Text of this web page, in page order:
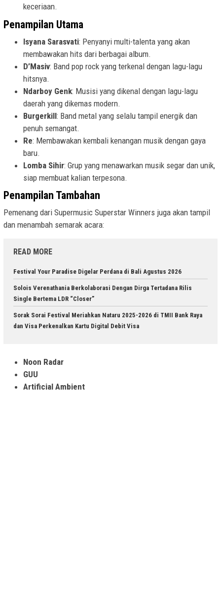
keceriaan.
Penampilan Utama
Isyana Sarasvati: Penyanyi multi-talenta yang akan
membawakan hits dari berbagai album.
D’Masiv: Band pop rock yang terkenal dengan lagu-lagu
hitsnya.
Ndarboy Genk: Musisi yang dikenal dengan lagu-lagu
daerah yang dikemas modern.
Burgerkill: Band metal yang selalu tampil energik dan
penuh semangat.
Re: Membawakan kembali kenangan musik dengan gaya
baru.
Lomba Sihir: Grup yang menawarkan musik segar dan unik,
siap membuat kalian terpesona.
Penampilan Tambahan
Pemenang dari Supermusic Superstar Winners juga akan tampil
dan menambah semarak acara:
READ MORE
Festival Your Paradise Digelar Perdana di Bali Agustus 2026
Solois Verenathania Berkolaborasi Dengan Dirga Tertadana Rilis
Single Bertema LDR “Closer”
Sorak Sorai Festival Meriahkan Nataru 2025-2026 di TMII Bank Raya
dan Visa Perkenalkan Kartu Digital Debit Visa
Noon Radar
GUU
Artificial Ambient